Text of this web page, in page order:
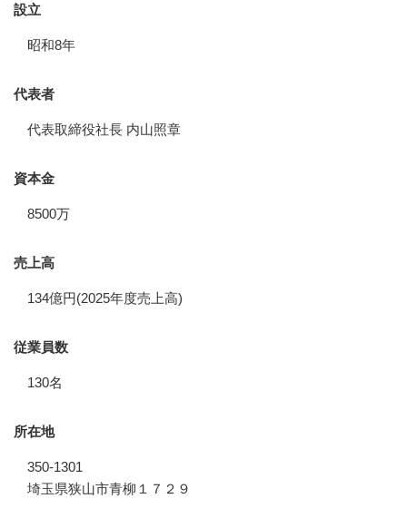
設立
昭和8年
代表者
代表取締役社長 内山照章
資本金
8500万
売上高
134億円(2025年度売上高)
従業員数
130名
所在地
350-1301
埼玉県狭山市青柳１７２９